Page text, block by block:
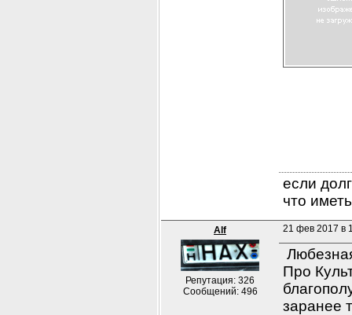
если
что
Alf
Репутация: 326
Сообщений: 496
21 фев 2017 в
Про
заранее